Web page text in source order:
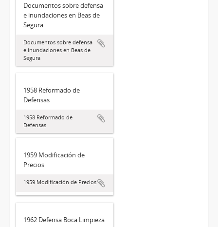
Documentos sobre defensa
e inundaciones en Beas de
Segura
Documentos sobre defensa
e inundaciones en Beas de
Segura
1958 Reformado de
Defensas
1958 Reformado de
Defensas
1959 Modificación de
Precios
1959 Modificación de Precios
1962 Defensa Boca Limpieza